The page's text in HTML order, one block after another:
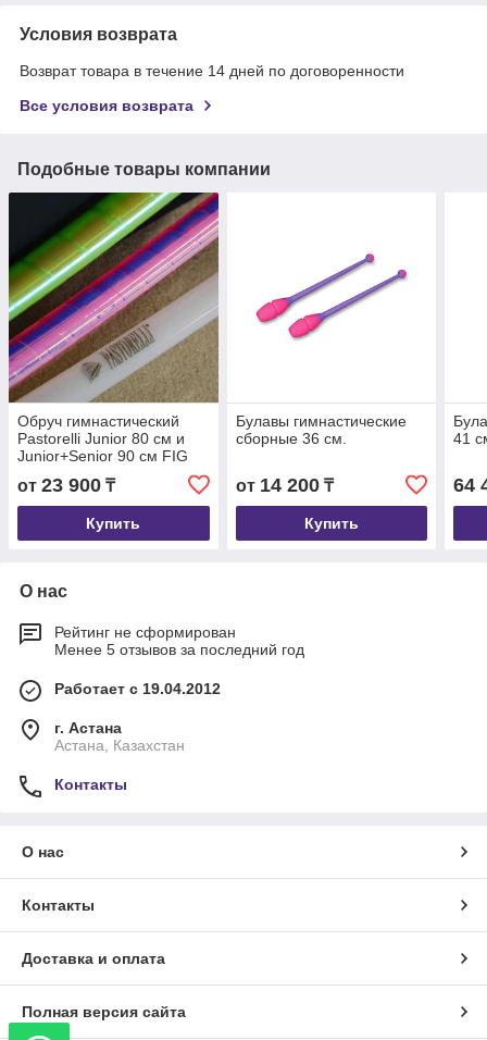
Условия возврата
Возврат товара в течение 14 дней по договоренности
Все условия возврата
Подобные товары компании
Обруч гимнастический
Pastorelli Junior 80 см и
Junior+Senior 90 см FIG
от 23 900 ₸
Купить
Булавы гимнастические
cборные 36 см.
от 14 200₸
Купить
41
64
О нас
Рейтинг не сформирован
Менее 5 отзывов за последний год
Работает с 19.04.2012
г. Астана
Астана, Казахстан
Контакты
О нас
Контакты
Доставка и оплата
Полная версия сайта